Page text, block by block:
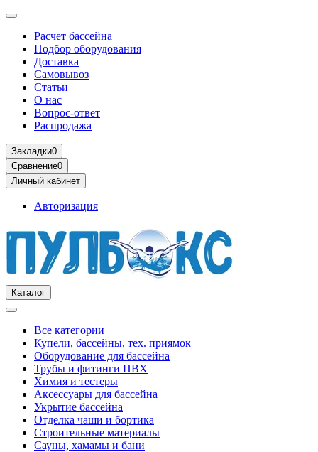
Расчет бассейна
Подбор оборудования
Доставка
Самовывоз
Статьи
О нас
Вопрос-ответ
Распродажа
Закладки0
Сравнение0
Личный кабинет
Авторизация
Каталог
Все категории
Купели, бассейны, тех. приямок
Оборудование для бассейна
Трубы и фитинги ПВХ
Химия и тестеры
Аксессуары для бассейна
Укрытие бассейна
Отделка чаши и бортика
Строительные материалы
Сауны, хамамы и бани